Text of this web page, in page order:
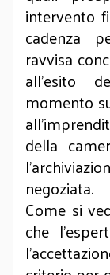
intervento
cadenza
ravvisa
all'esito
momento
della
negoziata.
Come si
che